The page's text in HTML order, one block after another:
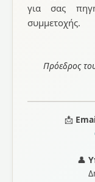
για σας
συμμετοχής.
Πρόεδρος
📩
👤